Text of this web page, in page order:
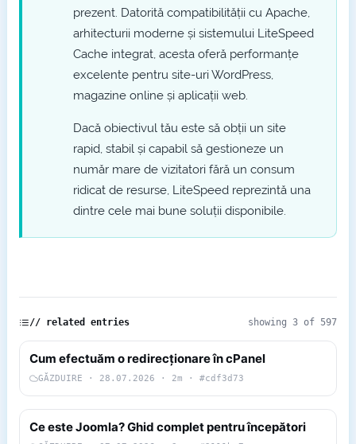
prezent. Datorită compatibilității cu Apache,
arhitecturii moderne și sistemului LiteSpeed
Cache integrat, acesta oferă performanțe
excelente pentru site-uri WordPress,
magazine online și aplicații web.
Dacă obiectivul tău este să obții un site
rapid, stabil și capabil să gestioneze un
număr mare de vizitatori fără un consum
ridicat de resurse, LiteSpeed reprezintă una
dintre cele mai bune soluții disponibile.
// related entries showing 3 of 597
Cum efectuăm o redirecționare în cPanel
GĂZDUIRE · 28.07.2026 · 2m · #cdf3d73
Ce este Joomla? Ghid complet pentru începători